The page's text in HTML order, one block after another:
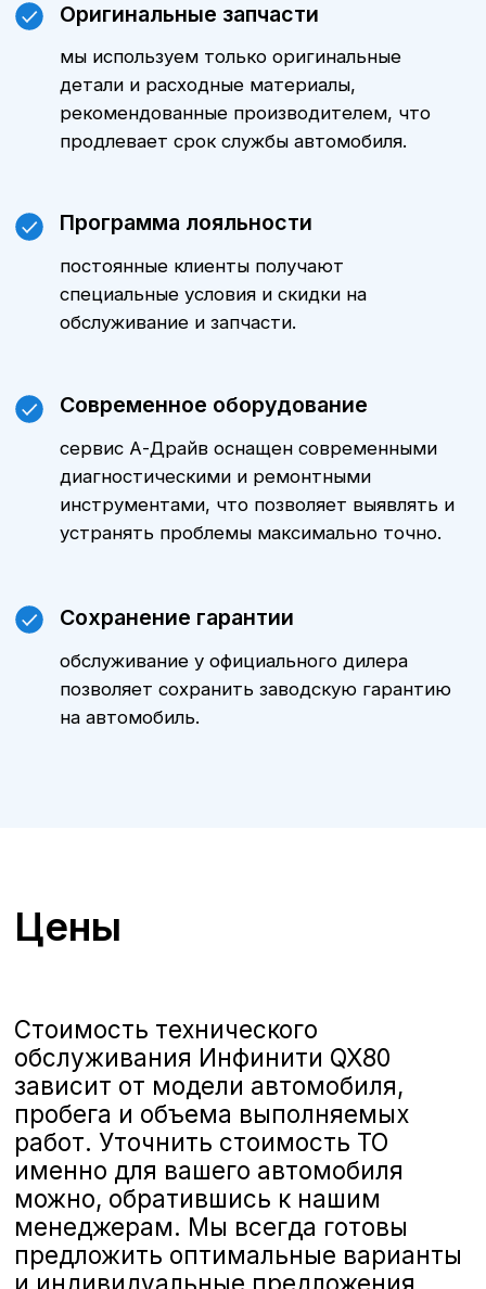
обслуживания Инфинити QX80
зависит от модели автомобиля,
пробега и объема выполняемых
работ. Уточнить стоимость ТО
именно для вашего автомобиля
можно, обратившись к нашим
менеджерам. Мы всегда готовы
предложить оптимальные варианты
автомобилей
качественное и комплексное
специалистами. Мы предлагаем
полную линейку услуг по ТО,
соответствующих стандартам Infiniti,
чтобы ваш автомобиль всегда
оставался в отличном состоянии и
обеспечивал безопасность и
комфорт на дороге.